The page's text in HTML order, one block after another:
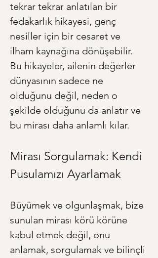
tekrar tekrar anlatılan bir
fedakarlık hikayesi, genç
nesiller için bir cesaret ve
ilham kaynağına dönüşebilir.
Bu hikayeler, ailenin değerler
dünyasının sadece ne
olduğunu değil, neden o
şekilde olduğunu da anlatır ve
bu mirası daha anlamlı kılar.
Mirası Sorgulamak: Kendi
Pusulamızı Ayarlamak
Büyümek ve olgunlaşmak, bize
sunulan mirası körü körüne
kabul etmek değil, onu
anlamak, sorgulamak ve bilinçli